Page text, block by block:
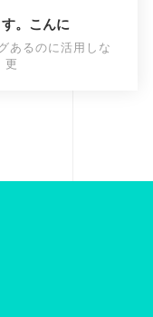
。こんに
あるのに活用しな
更